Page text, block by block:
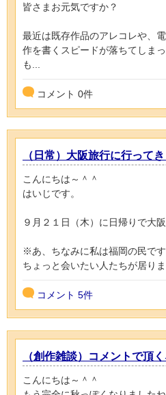
皆さまお元気ですか？
最近は既存作品のアレコレや、
作を書くスピードが落ちてしま
も...
コメント 0件
（日常）大阪旅行に行って
こんにちは～＾＾
はいじです。
９月２１日（木）に日帰りで大
※あ、ちなみに私は福岡の民です
ちょっと会いたい人たちが居り
コメント 5件
（創作雑談）コメントで頂
こんにちは～＾＾